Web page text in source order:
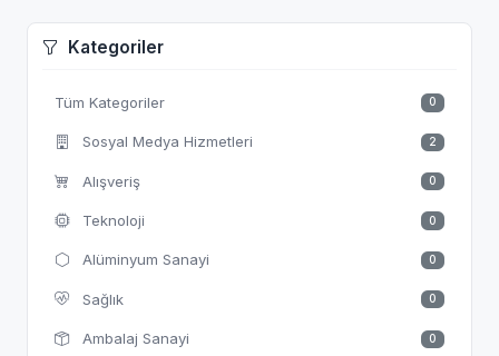
Kategoriler
Tüm Kategoriler 0
Sosyal Medya Hizmetleri 2
Alışveriş 0
Teknoloji 0
Alüminyum Sanayi 0
Sağlık 0
Ambalaj Sanayi 0